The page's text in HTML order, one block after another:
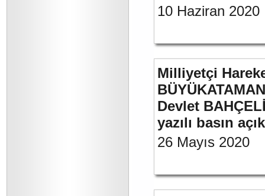
10 Haziran 2020
Milliyetçi
Devlet
yazılı basın
26 Mayıs 2020